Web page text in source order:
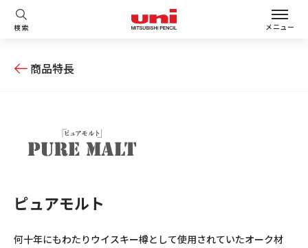
検索 メニュー
商品特長
ピュアモルト
何十年にもわたりウイスキー樽として使用されていたオーク材